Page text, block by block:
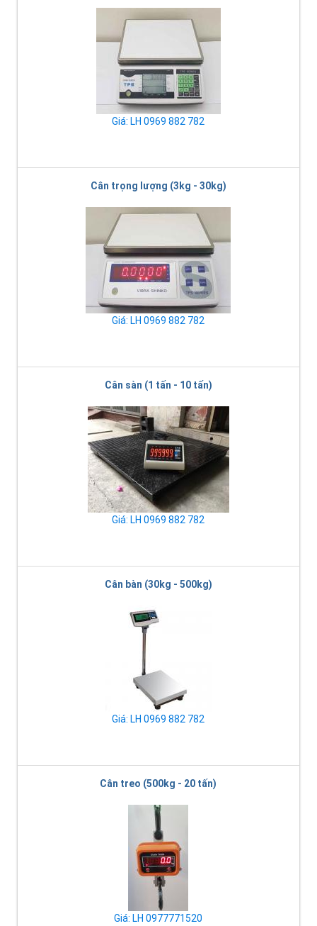
Giá: LH 0969 882 782
Cân trọng lượng (3kg - 30kg)
Giá: LH 0969 882 782
Cân sàn (1 tấn - 10 tấn)
Giá: LH 0969 882 782
Cân bàn (30kg - 500kg)
Giá: LH 0969 882 782
Cân treo (500kg - 20 tấn)
Giá: LH 0977771520